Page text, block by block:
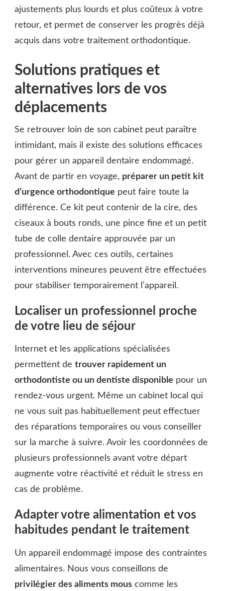
ajustements plus lourds et plus coûteux à votre
retour, et permet de conserver les progrès déjà
acquis dans votre traitement orthodontique.
Solutions pratiques et
alternatives lors de vos
déplacements
Se retrouver loin de son cabinet peut paraître
intimidant, mais il existe des solutions efficaces
pour gérer un appareil dentaire endommagé.
Avant de partir en voyage, préparer un petit kit
d’urgence orthodontique peut faire toute la
différence. Ce kit peut contenir de la cire, des
ciseaux à bouts ronds, une pince fine et un petit
tube de colle dentaire approuvée par un
professionnel. Avec ces outils, certaines
interventions mineures peuvent être effectuées
pour stabiliser temporairement l’appareil.
Localiser un professionnel proche
de votre lieu de séjour
Internet et les applications spécialisées
permettent de trouver rapidement un
orthodontiste ou un dentiste disponible pour un
rendez-vous urgent. Même un cabinet local qui
ne vous suit pas habituellement peut effectuer
des réparations temporaires ou vous conseiller
sur la marche à suivre. Avoir les coordonnées de
plusieurs professionnels avant votre départ
augmente votre réactivité et réduit le stress en
cas de problème.
Adapter votre alimentation et vos
habitudes pendant le traitement
Un appareil endommagé impose des contraintes
alimentaires. Nous vous conseillons de
privilégier des aliments mous comme les